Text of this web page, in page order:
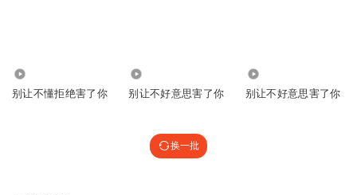
别让不懂拒绝害了你 别让不好意思害了你 别让不好意思害了你
换一批